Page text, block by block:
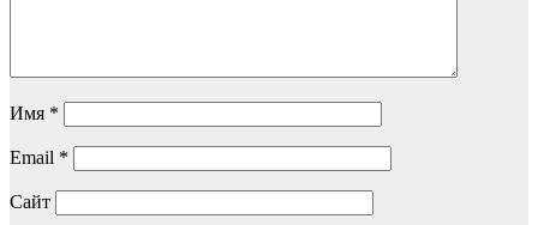
Имя *
Email *
Сайт